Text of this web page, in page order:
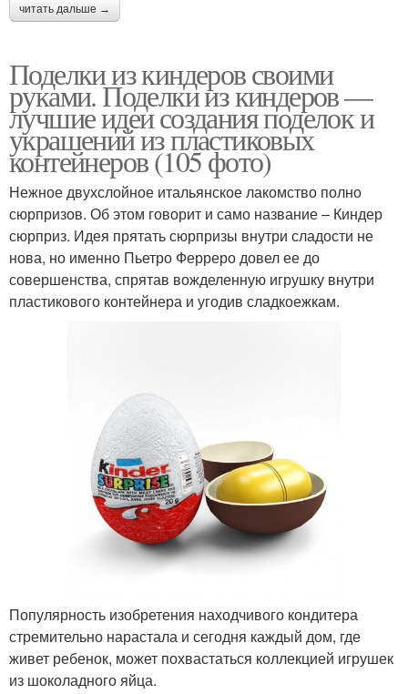
читать дальше →
Поделки из киндеров своими
руками. Поделки из киндеров —
лучшие идеи создания поделок и
украшений из пластиковых
контейнеров (105 фото)
Нежное двухслойное итальянское лакомство полно
сюрпризов. Об этом говорит и само название – Киндер
сюрприз. Идея прятать сюрпризы внутри сладости не
нова, но именно Пьетро Ферреро довел ее до
совершенства, спрятав вожделенную игрушку внутри
пластикового контейнера и угодив сладкоежкам.
Популярность изобретения находчивого кондитера
стремительно нарастала и сегодня каждый дом, где
живет ребенок, может похвастаться коллекцией игрушек
из шоколадного яйца.